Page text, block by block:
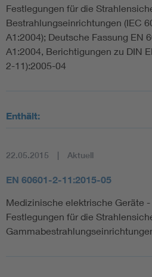
Festlegungen für die
Bestrahlungseinrichtungen (IEC
A1:2004); Deutsche Fassung EN
A1:2004, Berichtigungen zu DIN
2-11):2005-04
Enthält:
22.05.2015 Aktuell
EN 60601-2-11:2015-05
Medizinische elektrische Geräte
Festlegungen für die